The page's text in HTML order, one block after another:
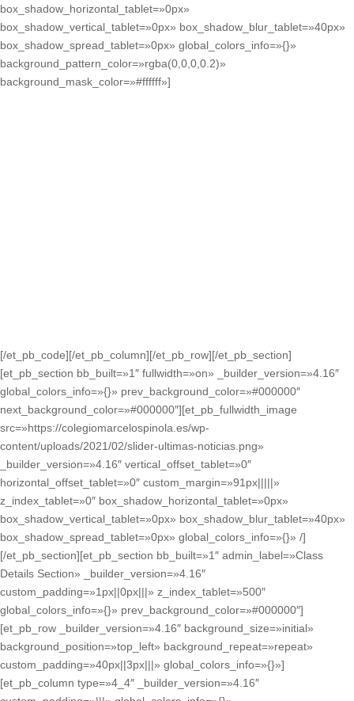
box_shadow_horizontal_tablet=»0px»
box_shadow_vertical_tablet=»0px» box_shadow_blur_tablet=»40px»
box_shadow_spread_tablet=»0px» global_colors_info=»{}»
background_pattern_color=»rgba(0,0,0,0.2)»
background_mask_color=»#ffffff»]
[/et_pb_code][/et_pb_column][/et_pb_row][/et_pb_section]
[et_pb_section bb_built=»1″ fullwidth=»on» _builder_version=»4.16″
global_colors_info=»{}» prev_background_color=»#000000″
next_background_color=»#000000″][et_pb_fullwidth_image
src=»https://colegiomarcelospinola.es/wp-
content/uploads/2021/02/slider-ultimas-noticias.png»
_builder_version=»4.16″ vertical_offset_tablet=»0″
horizontal_offset_tablet=»0″ custom_margin=»91px|||||»
z_index_tablet=»0″ box_shadow_horizontal_tablet=»0px»
box_shadow_vertical_tablet=»0px» box_shadow_blur_tablet=»40px»
box_shadow_spread_tablet=»0px» global_colors_info=»{}» /]
[/et_pb_section][et_pb_section bb_built=»1″ admin_label=»Class
Details Section» _builder_version=»4.16″
custom_padding=»1px||0px|||» z_index_tablet=»500″
global_colors_info=»{}» prev_background_color=»#000000″]
[et_pb_row _builder_version=»4.16″ background_size=»initial»
background_position=»top_left» background_repeat=»repeat»
custom_padding=»40px||3px|||» global_colors_info=»{}»]
[et_pb_column type=»4_4″ _builder_version=»4.16″